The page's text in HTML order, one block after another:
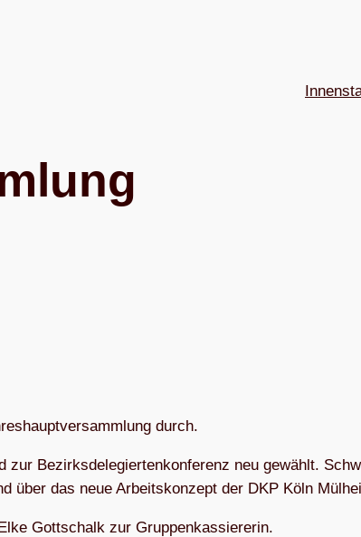
durch.
zur Bezirks­de­le­gier­ten­kon­fe­renz neu gewählt.
über das neue Arbeits­kon­zept der DKP Köln
Gott­schalk zur Gruppenkassiererin.